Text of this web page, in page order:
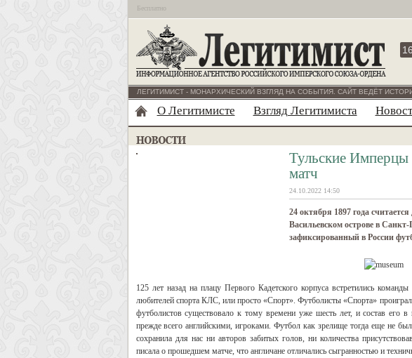
Бесплатно
ЛЕГИТИМИСТ - МОНАРХИЧЕСКИЙ ВЗГЛЯД НА СОБЫТИЯ. САЙТ ВЕДЁТ
О Легитимисте Взгляд Легитимиста
Тульские
матч
24.10.2022 14:50
24 октября 1897 года
Васильевском острове в
зафиксированный в России
125 лет назад на плацу Первого Кадетского корпуса встретились
любителей спорта КЛС, или просто «Спорт». Футболисты «Спорта»
футболистов существовало к тому времени уже шесть лет, и состав его
прежде всего английскими, игроками. Футбол как зрелище тогда еще не
сохранила для нас ни авторов забитых голов, ни количества
писала о прошедшем матче, что англичане отличались сыгранностью и